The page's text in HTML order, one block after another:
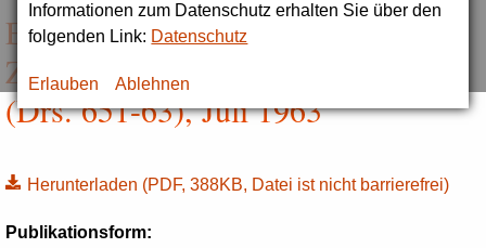
Informationen zum Datenschutz erhalten Sie über den
folgenden Link: Datenschutz
Erlauben Ablehnen
Empfehlungen zum Ausbau der
Zahn-, Mund- und Kieferheilkunde
(Drs. 651-63), Juli 1963
Herunterladen (PDF, 388KB, Datei ist nicht barrierefrei)
Publikationsform: